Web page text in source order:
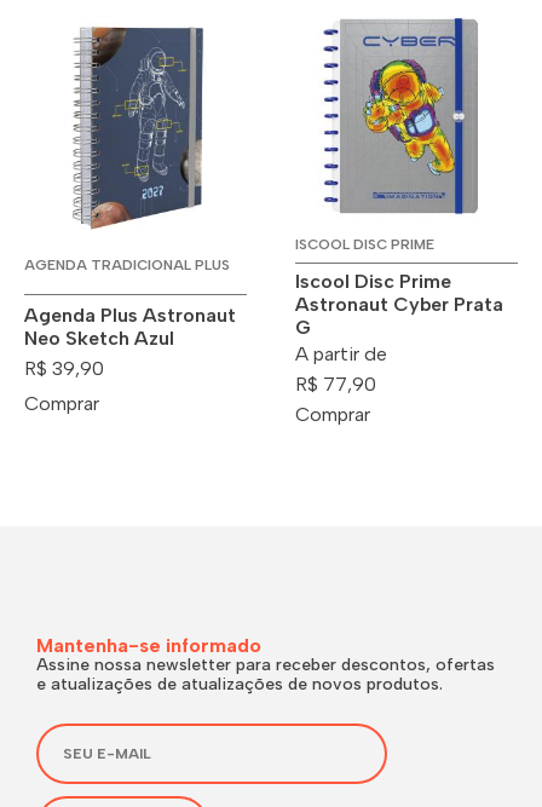
AGENDA TRADICIONAL PLUS
Agenda Plus Astronaut
Neo Sketch Azul
R$ 39,90
Comprar
ISCOOL DISC PRIME
Iscool Disc Prime
Astronaut Cyber Prata
G
A partir de
R$ 77,90
Comprar
Mantenha-se informado
Assine nossa newsletter para receber descontos, ofertas
e atualizações de atualizações de novos produtos.